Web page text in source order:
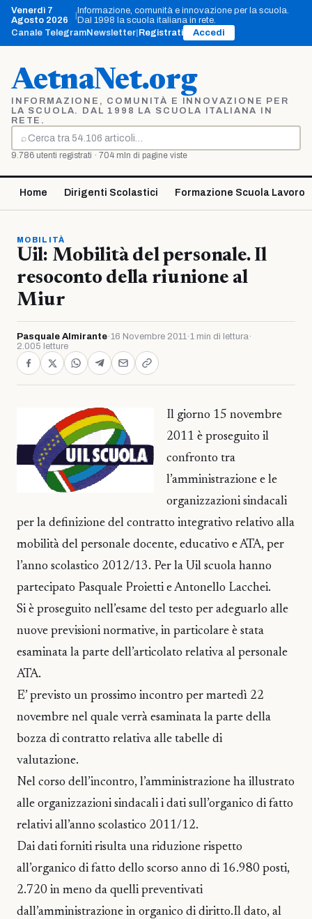
Vai
contenuto
Venerdì 7
Agosto 2026
Informazione, comunità e innovazione per la scuola.
Dal 1998 la scuola italiana in rete.
Canale TelegramNewsletter Registrati Accedi
AetnaNet.org
INFORMAZIONE, COMUNITÀ E INNOVAZIONE PER
LA SCUOLA. DAL 1998 LA SCUOLA ITALIANA IN
RETE.
⌕
Cerca
9.786 utenti registrati · 704 mln di pagine viste
Home Dirigenti Scolastici Formazione Scuola Lavoro
MOBILITÀ
Uil: Mobilità del personale. Il
resoconto della riunione al
Miur
Pasquale Almirante·16 Novembre 2011·1 min di lettura·
2.005 letture
Il giorno 15 novembre
2011 è proseguito il
confronto tra
l’amministrazione e le
organizzazioni sindacali
per la definizione del contratto integrativo relativo alla
mobilità del personale docente, educativo e ATA, per
l’anno scolastico 2012/13. Per la Uil scuola hanno
partecipato Pasquale Proietti e Antonello Lacchei.
Si è proseguito nell’esame del testo per adeguarlo alle
nuove previsioni normative, in particolare è stata
esaminata la parte dell’articolato relativa al personale
ATA.
E’ previsto un prossimo incontro per martedì 22
novembre nel quale verrà esaminata la parte della
bozza di contratto relativa alle tabelle di
valutazione.
Nel corso dell’incontro, l’amministrazione ha illustrato
alle organizzazioni sindacali i dati sull’organico di fatto
relativi all’anno scolastico 2011/12.
Dai dati forniti risulta una riduzione rispetto
all’organico di fatto dello scorso anno di 16.980 posti,
2.720 in meno da quelli preventivati
dall’amministrazione in organico di diritto.Il dato, al